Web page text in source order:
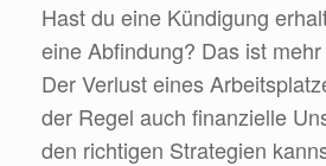
Hast du eine Kündigung
eine Abfindung? Das ist
Der Verlust eines
der Regel auch finanzielle
den richtigen Strategien